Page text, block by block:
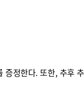
정한다. 또한, 추후